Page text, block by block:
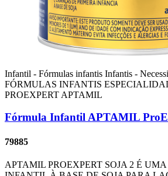
Infantil - Fórmulas infantis Infantis -
FÓRMULAS INFANTIS
PROEXPERT APTAMIL
Fórmula Infantil APTAMIL
79885
APTAMIL PROEXPERT SOJA 2 É